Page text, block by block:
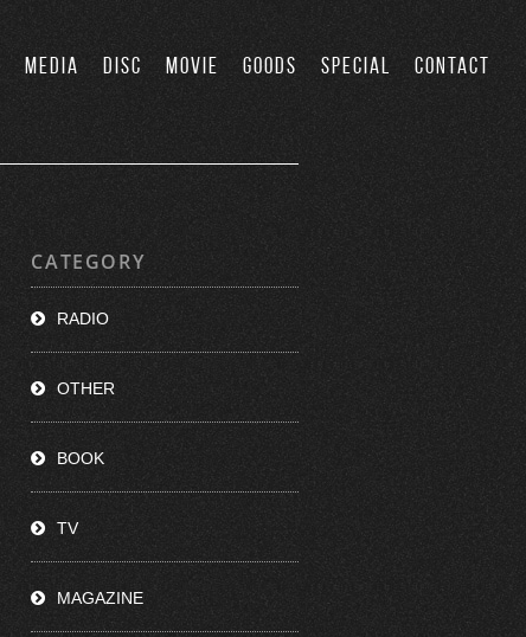
MEDIA DISC MOVIE GOODS SPECIAL CONTACT
CATEGORY
RADIO
OTHER
BOOK
TV
MAGAZINE